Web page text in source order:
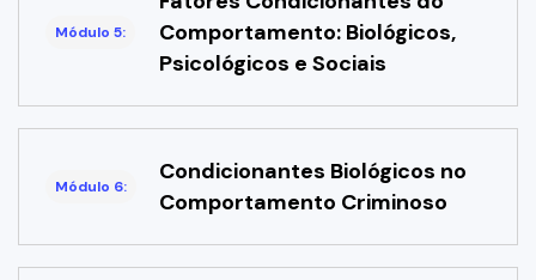
Módulo 5:
Comportamento: Biológicos,
Psicológicos e Sociais
Módulo 6:
Condicionantes Biológicos no
Comportamento Criminoso